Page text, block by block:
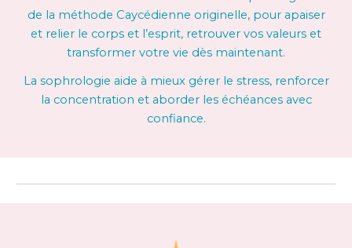
de la méthode Caycédienne originelle, pour apaiser
et relier le corps et l’esprit, retrouver vos valeurs et
transformer votre vie dès maintenant.
La sophrologie aide à mieux gérer le stress, renforcer
la concentration et aborder les échéances avec
confiance.